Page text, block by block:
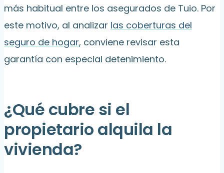
más habitual entre los asegurados de Tuio. Por
este motivo, al analizar las coberturas del
seguro de hogar, conviene revisar esta
garantía con especial detenimiento.
¿Qué cubre si el
propietario alquila la
vivienda?